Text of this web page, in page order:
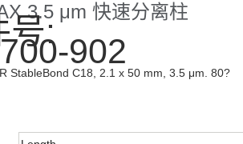
3.5 μm 快速分离柱
号:
902
StableBond C18, 2.1 x 50 mm, 3.5 μm. 80?